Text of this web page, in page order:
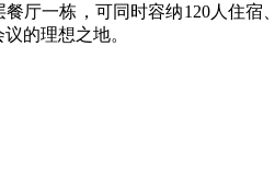
厅一栋，可同时容纳120人住宿
的理想之地。